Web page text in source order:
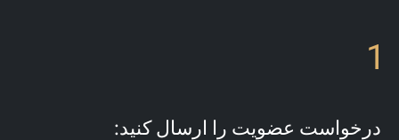
1
درخواست عضویت را ارسال کنید: